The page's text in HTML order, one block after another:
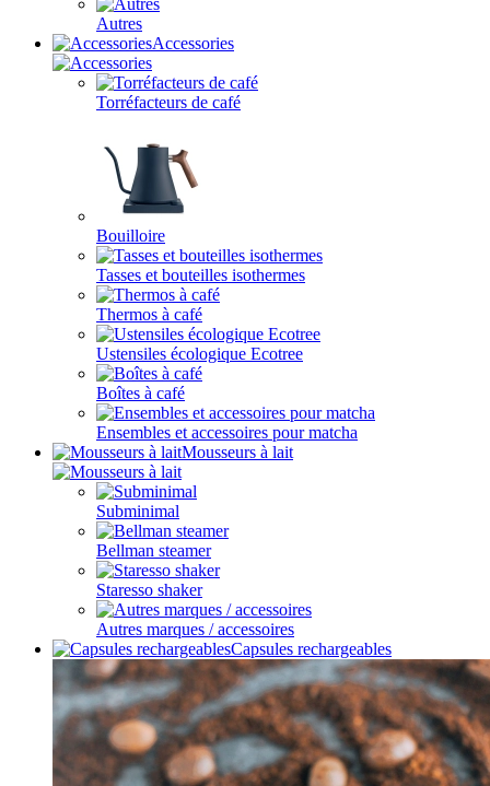
Autres
Accessories
Torréfacteurs de café
Bouilloire
Tasses et bouteilles isothermes
Thermos à café
Ustensiles écologique Ecotree
Boîtes à café
Ensembles et accessoires pour matcha
Mousseurs à lait
Subminimal
Bellman steamer
Staresso shaker
Autres marques / accessoires
Capsules rechargeables